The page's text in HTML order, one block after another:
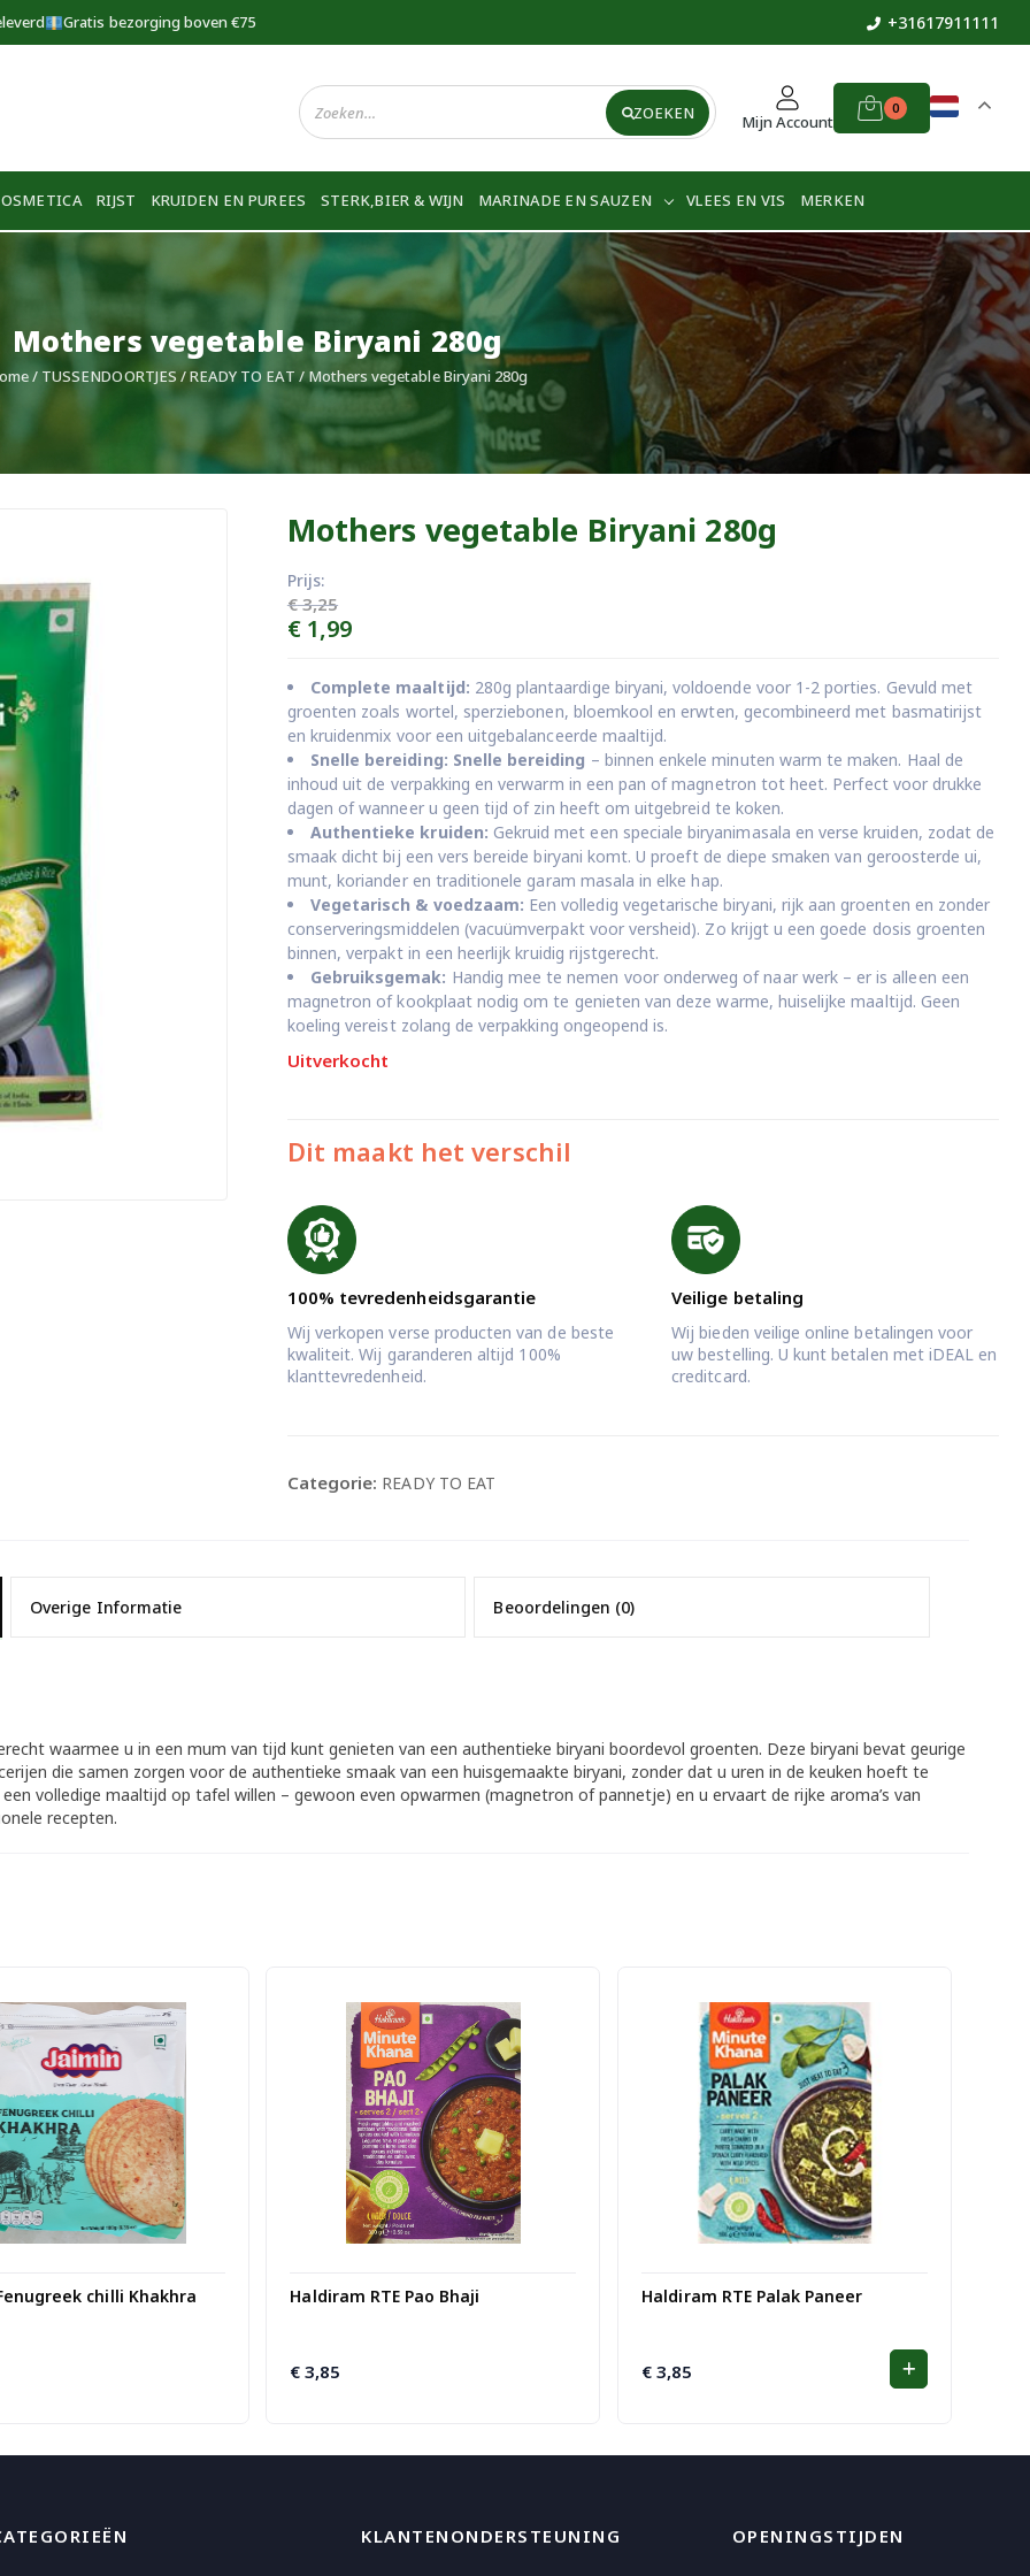
Gratis bezorging boven €75 +31617911111
ZOEKEN Mijn Account
0
RIJST KRUIDEN EN PUREES STERK,BIER & WIJN MARINADE EN SAUZEN VLEES EN VIS MERKEN
Mothers vegetable Biryani 280g
/ TUSSENDOORTJES/READY TO EAT/ Mothers vegetable Biryani 280g
Mothers vegetable Biryani 280g
Prijs:
€3,25
Oorspronkelijke
was:
€ 3,25.
€1,99Huidige
is:
€ 1,99.
Complete maaltijd: 280g plantaardige biryani, voldoende voor 1-2 porties. Gevuld met
groenten zoals wortel, sperziebonen, bloemkool en erwten, gecombineerd met basmatirijst
en kruidenmix voor een uitgebalanceerde maaltijd.
Snelle bereiding: Snelle bereiding – binnen enkele minuten warm te maken. Haal de
inhoud uit de verpakking en verwarm in een pan of magnetron tot heet. Perfect voor drukke
dagen of wanneer u geen tijd of zin heeft om uitgebreid te koken.
Authentieke kruiden: Gekruid met een speciale biryanimasala en verse kruiden, zodat de
smaak dicht bij een vers bereide biryani komt. U proeft de diepe smaken van geroosterde ui,
munt, koriander en traditionele garam masala in elke hap.
Vegetarisch & voedzaam: Een volledig vegetarische biryani, rijk aan groenten en zonder
conserveringsmiddelen (vacuümverpakt voor versheid). Zo krijgt u een goede dosis groenten
binnen, verpakt in een heerlijk kruidig rijstgerecht.
Gebruiksgemak: Handig mee te nemen voor onderweg of naar werk – er is alleen een
magnetron of kookplaat nodig om te genieten van deze warme, huiselijke maaltijd. Geen
koeling vereist zolang de verpakking ongeopend is.
Uitverkocht
Dit maakt het verschil
100% tevredenheidsgarantie
Wij verkopen verse producten van de beste
kwaliteit. Wij garanderen altijd 100%
klanttevredenheid.
Veilige betaling
Wij bieden veilige online betalingen voor
uw bestelling. U kunt betalen met iDEAL en
creditcard.
Categorie: READY TO EAT
Overige Informatie Beoordelingen (0)
waarmee u in een mum van tijd kunt genieten van een authentieke biryani boordevol groenten. Deze biryani bevat geurige
die samen zorgen voor de authentieke smaak van een huisgemaakte biryani, zonder dat u uren in de keuken hoeft te
volledige maaltijd op tafel willen – gewoon even opwarmen (magnetron of pannetje) en u ervaart de rijke aroma’s van
recepten.
chilli Khakhra Haldiram RTE Pao Bhaji
€ 3,85
Haldiram RTE Palak Paneer
€ 3,85
KLANTENONDERSTEUNING OPENINGSTIJDEN